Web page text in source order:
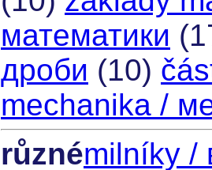
математики
дроби (10)
mechanika /
různémilníky /